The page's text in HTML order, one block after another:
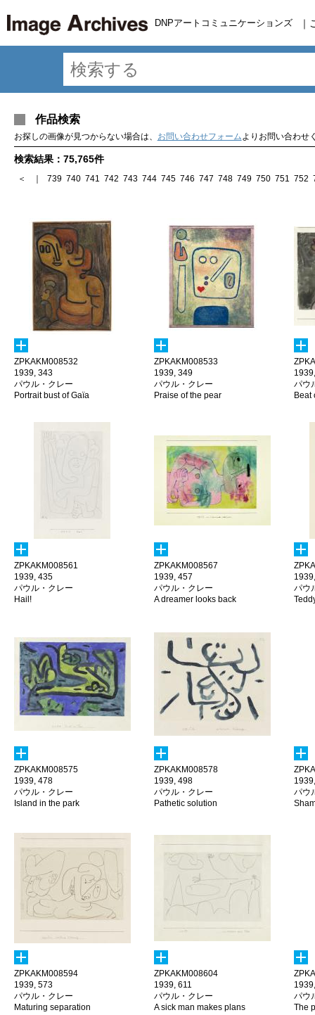
DNPアートコミュニケーションズ ｜
作品検索
お探しの画像が見つからない場合は、 お問い合わせフォームよりお問い合わせ
検索結果：75,765件
＜ 739 740 741 742 743 744 745 746 747 748 749 750 751 752
ZPKAKM008532
1939, 343
パウル・クレー
Portrait bust of Gaïa
ZPKAKM008533
1939, 349
パウル・クレー
Praise of the pear
パウ
Beat
ZPKAKM008561
1939, 435
パウル・クレー
Hail!
ZPKAKM008567
1939, 457
パウル・クレー
A dreamer looks back
パウ
ZPKAKM008575
1939, 478
パウル・クレー
Island in the park
ZPKAKM008578
1939, 498
パウル・クレー
Pathetic solution
パウ
ZPKAKM008594
1939, 573
パウル・クレー
Maturing separation
ZPKAKM008604
1939, 611
パウル・クレー
A sick man makes plans
パウ
The